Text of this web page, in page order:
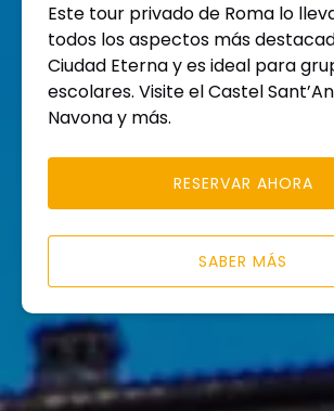
Este tour privado de Roma lo
todos los aspectos más
Ciudad Eterna y es ideal para
escolares. Visite el Castel
Navona y más.
RESERVAR AHORA
SABER MÁS